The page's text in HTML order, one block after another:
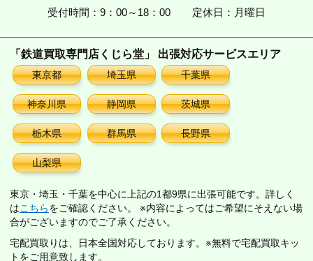
受付時間：9：00～18：00 定休日：月曜日
「鉄道買取専門店くじら堂」 出張対応サービスエリア
東京都 埼玉県 千葉県
神奈川県 静岡県 茨城県
栃木県 群馬県 長野県
山梨県
東京・埼玉・千葉を中心に上記の1都9県に出張可能です。詳しく
はこちらをご確認ください。 ※内容によってはご希望にそえない場
合がございますのでご了承ください。
宅配買取りは、日本全国対応しております。※無料で宅配買取キッ
トをご用意致します。